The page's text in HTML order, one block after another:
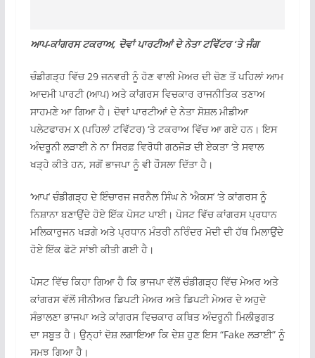
ਆਪ-ਕਾਂਗਰਸ ਟਕਰਾਅ, ਦੋਵਾਂ ਪਾਰਟੀਆਂ ਦੇ ਨੇਤਾ ਟਵਿੱਟਰ ‘ਤੇ ਜੰਗ
ਚੰਡੀਗੜ੍ਹ ਵਿੱਚ 29 ਜਨਵਰੀ ਨੂੰ ਹੋਣ ਵਾਲੀ ਮੇਅਰ ਦੀ ਚੋਣ ਤੋਂ ਪਹਿਲਾਂ ਆਮ
ਆਦਮੀ ਪਾਰਟੀ (ਆਪ) ਅਤੇ ਕਾਂਗਰਸ ਵਿਚਕਾਰ ਰਾਜਨੀਤਿਕ ਤਣਾਅ
ਸਾਹਮਣੇ ਆ ਗਿਆ ਹੈ। ਦੋਵਾਂ ਪਾਰਟੀਆਂ ਦੇ ਨੇਤਾ ਸੋਸ਼ਲ ਮੀਡੀਆ
ਪਲੇਟਫਾਰਮ X (ਪਹਿਲਾਂ ਟਵਿੱਟਰ) ‘ਤੇ ਟਕਰਾਅ ਵਿੱਚ ਆ ਗਏ ਹਨ। ਇਸ
ਅੰਦਰੂਨੀ ਲੜਾਈ ਨੇ ਨਾ ਸਿਰਫ਼ ਵਿਰੋਧੀ ਗਠਜੋੜ ਦੀ ਏਕਤਾ ‘ਤੇ ਸਵਾਲ
ਖੜ੍ਹੇ ਕੀਤੇ ਹਨ, ਸਗੋਂ ਭਾਜਪਾ ਨੂੰ ਵੀ ਹੌਸਲਾ ਦਿੱਤਾ ਹੈ।
‘ਆਪ’ ਚੰਡੀਗੜ੍ਹ ਦੇ ਇੰਚਾਰਜ ਜਰਨੈਲ ਸਿੰਘ ਨੇ ‘ਐਕਸ’ ‘ਤੇ ਕਾਂਗਰਸ ਨੂੰ
ਨਿਸ਼ਾਨਾ ਬਣਾਉਂਦੇ ਹੋਏ ਇੱਕ ਪੋਸਟ ਪਾਈ। ਪੋਸਟ ਵਿੱਚ ਕਾਂਗਰਸ ਪ੍ਰਧਾਨ
ਮਲਿਕਾਰੁਜਨ ਖੜਗੇ ਅਤੇ ਪ੍ਰਧਾਨ ਮੰਤਰੀ ਨਰਿੰਦਰ ਮੋਦੀ ਦੀ ਹੱਥ ਮਿਲਾਉਂਦੇ
ਹੋਏ ਇੱਕ ਫੋਟੋ ਸਾਂਝੀ ਕੀਤੀ ਗਈ ਹੈ।
ਪੋਸਟ ਵਿੱਚ ਕਿਹਾ ਗਿਆ ਹੈ ਕਿ ਭਾਜਪਾ ਵੱਲੋਂ ਚੰਡੀਗੜ੍ਹ ਵਿੱਚ ਮੇਅਰ ਅਤੇ
ਕਾਂਗਰਸ ਵੱਲੋਂ ਸੀਨੀਅਰ ਡਿਪਟੀ ਮੇਅਰ ਅਤੇ ਡਿਪਟੀ ਮੇਅਰ ਦੇ ਅਹੁਦੇ
ਸੰਭਾਲਣਾ ਭਾਜਪਾ ਅਤੇ ਕਾਂਗਰਸ ਵਿਚਕਾਰ ਕਥਿਤ ਅੰਦਰੂਨੀ ਮਿਲੀਭੁਗਤ
ਦਾ ਸਬੂਤ ਹੈ। ਉਨ੍ਹਾਂ ਦੋਸ਼ ਲਗਾਇਆ ਕਿ ਦੇਸ਼ ਹੁਣ ਇਸ “Fake ਲੜਾਈ” ਨੂੰ
ਸਮਝ ਗਿਆ ਹੈ।